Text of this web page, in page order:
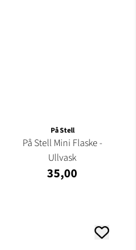
På Stell
På Stell Mini Flaske -
Ullvask
35,00